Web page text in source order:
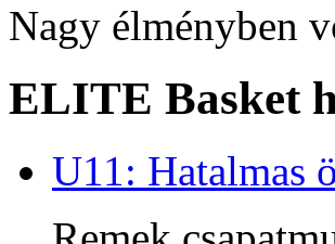
Nagy élményben
ELITE Basket
U11: Hatalmas